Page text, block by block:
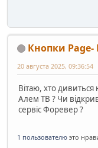
Кнопки Page-
20 августа 2025, 09:36:54
Вітаю, хто
Алем ТВ ? Чи
сервіс Форевер ?
1 пользователю это